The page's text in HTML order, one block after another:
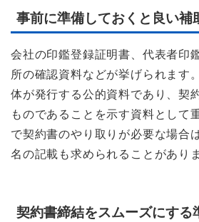
事前に準備しておくと良い補
会社の印鑑登録証明書、代表者印
所の確認資料などが挙げられます
体が発行する公的資料であり、契
ものであることを示す資料として
で契約書のやり取りが必要な場合
名の記載も求められることがあり
契約書締結をスムーズにする